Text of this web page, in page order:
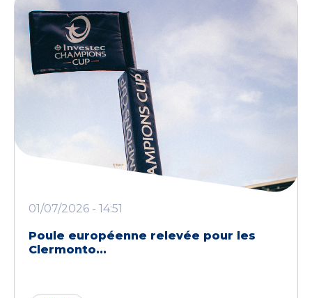
01/07/2026 - 14:51
Poule européenne relevée pour les
Clermonto...